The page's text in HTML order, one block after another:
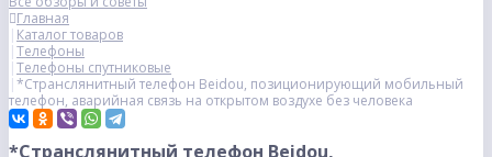
Главная
Каталог товаров
Телефоны
Телефоны спутниковые
*Странслянитный телефон Beidou, позиционирующий мобильный
телефон, аварийная связь на открытом воздухе без человека
*Странслянитный телефон Beidou,